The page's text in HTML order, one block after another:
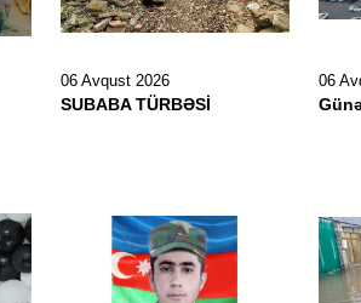
06 Avqust 2026
SUBABA TÜRBƏSİ
06